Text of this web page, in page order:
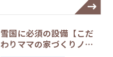
雪国に必須の設備【こだ
わりママの家づくりノ…